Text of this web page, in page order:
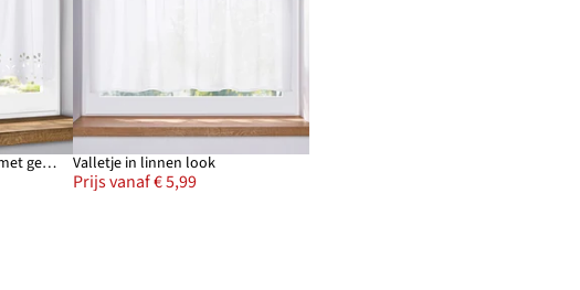
Halftransparant valletje met gedessineerde rand Valletje in linnen look
Prijs vanaf € 5,99